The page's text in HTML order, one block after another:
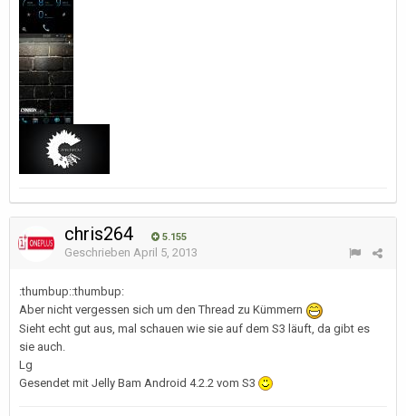
chris264 5.155
Geschrieben April 5, 2013
:thumbup::thumbup:
Aber nicht vergessen sich um den Thread zu Kümmern
Sieht echt gut aus, mal schauen wie sie auf dem S3 läuft, da gibt es
sie auch.
Lg
Gesendet mit Jelly Bam Android 4.2.2 vom S3